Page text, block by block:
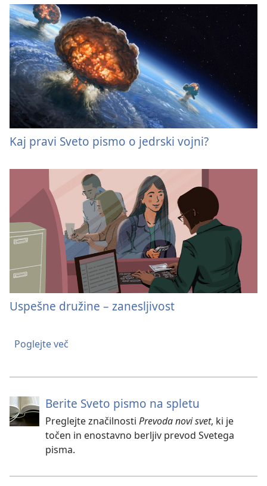
Kaj pravi Sveto pismo o jedrski vojni?
Uspešne družine – zanesljivost
Poglejte več
Berite Sveto pismo na spletu
Preglejte značilnosti Prevoda novi svet, ki je
točen in enostavno berljiv prevod Svetega
pisma.